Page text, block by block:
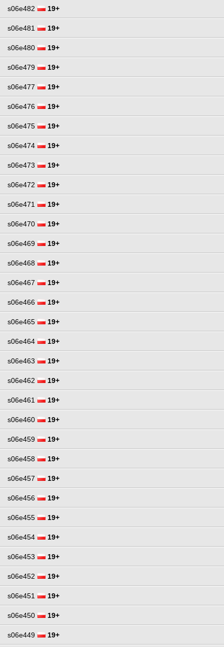
s06e482 19+
s06e481 19+
s06e480 19+
s06e479 19+
s06e477 19+
s06e476 19+
s06e475 19+
s06e474 19+
s06e473 19+
s06e472 19+
s06e471 19+
s06e470 19+
s06e469 19+
s06e468 19+
s06e467 19+
s06e466 19+
s06e465 19+
s06e464 19+
s06e463 19+
s06e462 19+
s06e461 19+
s06e460 19+
s06e459 19+
s06e458 19+
s06e457 19+
s06e456 19+
s06e455 19+
s06e454 19+
s06e453 19+
s06e452 19+
s06e451 19+
s06e450 19+
s06e449 19+